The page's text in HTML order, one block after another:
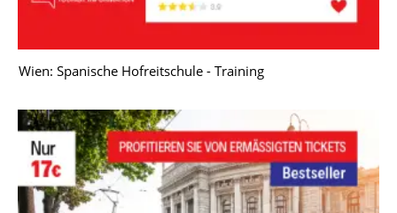
Wien: Spanische Hofreitschule - Training